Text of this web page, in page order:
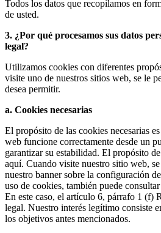
Todos los datos que recopilamos en
de usted.
3. ¿Por qué procesamos sus datos
legal?
Utilizamos cookies con diferentes
visite uno de nuestros sitios web, se le
desea permitir.
a. Cookies necesarias
El propósito de las cookies necesarias
web funcione correctamente desde un
garantizar su estabilidad. El propósito
aquí. Cuando visite nuestro sitio web,
nuestro banner sobre la configuración
uso de cookies, también puede
En este caso, el artículo 6, párrafo 1 (f)
legal. Nuestro interés legítimo consiste
los objetivos antes mencionados.